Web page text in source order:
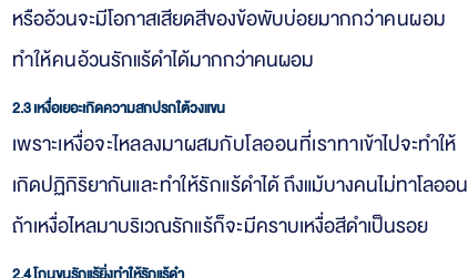
หรืออ้วนจะมีโอกาสเสียดสีของข้อพับบ่อยมากกว่าคนผอม
ทำให้คนอ้วนรักแร้ดำได้มากกว่าคนผอม
2.3 เหงื่อเยอะเกิดความสกปรกใต้วงแขน
เพราะเหงื่อจะไหลลงมาผสมกับโลออนที่เราทาเข้าไปจะทำให้
เกิดปฏิกิริยากันและทำให้รักแร้ดำได้ ถึงแม้บางคนไม่ทาโลออน
ถ้าเหงื่อไหลมาบริเวณรักแร้ก็จะมีคราบเหงื่อสีดำเป็นรอย